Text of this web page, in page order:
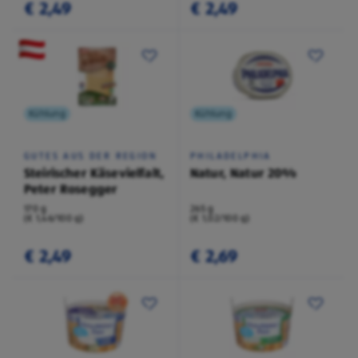
€ 2,49 € 2,49
Kühlung
GUTES AUS DER REGION
Steirischer Käsevielfalt,
Peter Rosegger
170 g
(€ 1,46/100 g)
€ 2,49
Kühlung
PHILADELPHIA
Natur, Natur 20%
265 g
(€ 1,02/100 g)
€ 2,69